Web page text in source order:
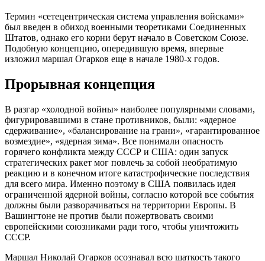
Термин «сетецентрическая система управления войсками»
был введен в обиход военными теоретиками Соединенных
Штатов, однако его корни берут начало в Советском Союзе.
Подобную концепцию, опередившую время, впервые
изложил маршал Огарков еще в начале 1980-х годов.
Прорывная концепция
В разгар «холодной войны» наиболее популярными словами,
фигурировавшими в стане противников, были: «ядерное
сдерживание», «балансирование на грани», «гарантированное
возмездие», «ядерная зима». Все понимали опасность
горячего конфликта между СССР и США: один запуск
стратегических ракет мог повлечь за собой необратимую
реакцию и в конечном итоге катастрофические последствия
для всего мира. Именно поэтому в США появилась идея
ограниченной ядерной войны, согласно которой все события
должны были разворачиваться на территории Европы. В
Вашингтоне не против были пожертвовать своими
европейскими союзниками ради того, чтобы уничтожить
СССР.
Маршал Николай Огарков осознавал всю шаткость такого